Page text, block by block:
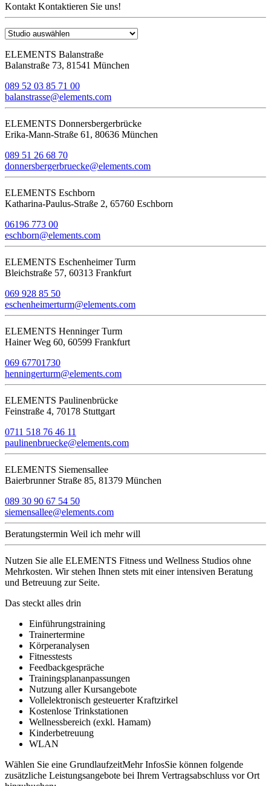
Kontakt Kontaktieren Sie uns!
ELEMENTS Balanstraße
Balanstraße 73, 81541 München
089 52 03 85 71 00
balanstrasse@elements.com
ELEMENTS Donnersbergerbrücke
Erika-Mann-Straße 61, 80636 München
089 51 26 68 70
donnersbergerbruecke@elements.com
ELEMENTS Eschborn
Katharina-Paulus-Straße 2, 65760 Eschborn
06196 773 00
eschborn@elements.com
ELEMENTS Eschenheimer Turm
Bleichstraße 57, 60313 Frankfurt
069 928 85 50
eschenheimerturm@elements.com
ELEMENTS Henninger Turm
Hainer Weg 60, 60599 Frankfurt
069 67701730
henningerturm@elements.com
ELEMENTS Paulinenbrücke
Feinstraße 4, 70178 Stuttgart
0711 518 76 46 11
paulinenbruecke@elements.com
ELEMENTS Siemensallee
Baierbrunner Straße 85, 81379 München
089 30 90 67 54 50
siemensallee@elements.com
Beratungstermin Weil ich mehr will
Nutzen Sie alle ELEMENTS Fitness und Wellness Studios ohne
Mehrkosten. Wir stehen Ihnen stets mit einer intensiven Beratung
und Betreuung zur Seite.
Das steckt alles drin
Einführungstraining
Trainertermine
Körperanalysen
Fitnesstests
Feedbackgespräche
Trainingsplananpassungen
Nutzung aller Kursangebote
Vollelektronisch gesteuerter Kraftzirkel
Kostenlose Trinkstationen
Wellnessbereich (exkl. Hamam)
Kinderbetreuung
WLAN
Wählen Sie eine GrundlaufzeitMehr InfosSie können folgende
zusätzliche Leistungsangebote bei Ihrem Vertragsabschluss vor Ort